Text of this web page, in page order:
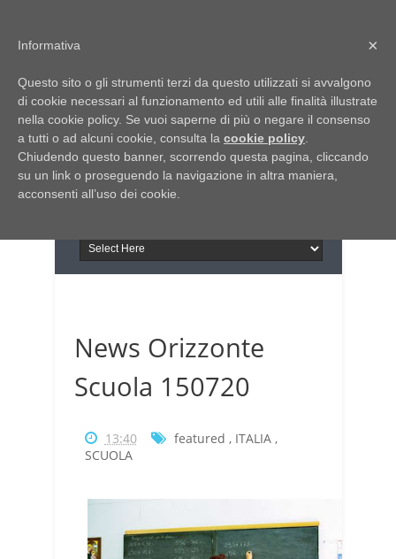
Italia Notizie
Giornale di Basilicata
Giornale di Puglia
INFORMAPUGLIA
Il portale n.1 del lavoro
in Puglia
News Orizzonte
Scuola 150720
13:40 featured , ITALIA,
SCUOLA
×
Informativa
Questo sito o gli strumenti terzi da questo utilizzati si avvalgono
di cookie necessari al funzionamento ed utili alle finalità illustrate
nella cookie policy. Se vuoi saperne di più o negare il consenso
a tutti o ad alcuni cookie, consulta la cookie policy
Chiudendo questo banner, scorrendo questa pagina, cliccando
su un link o proseguendo la navigazione in altra maniera,
acconsenti all’uso dei cookie.